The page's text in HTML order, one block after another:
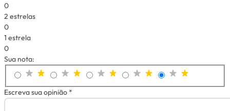
0
2 estrelas
0
1 estrela
0
Sua nota:
Escreva sua opinião *